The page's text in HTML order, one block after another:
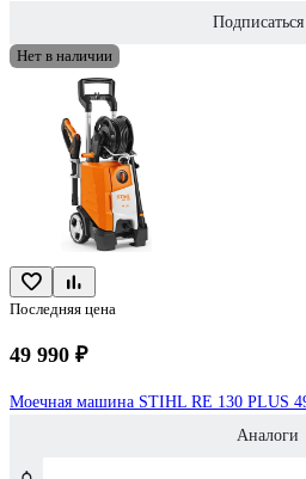
Подписаться
Нет в наличии
Последняя цена
49 990 ₽
Моечная машина STIHL RE 130 PLUS
Аналоги